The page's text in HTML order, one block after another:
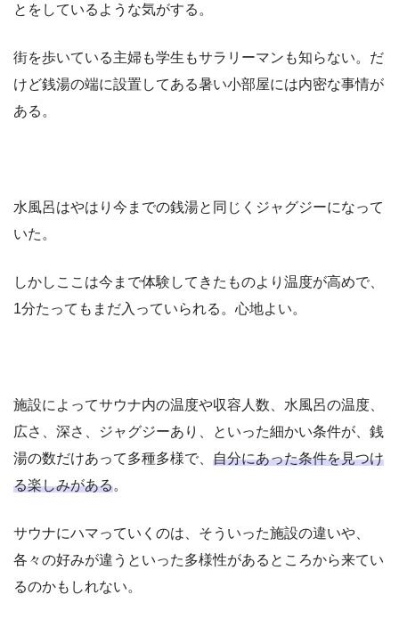
とをしているような気がする。
街を歩いている主婦も学生もサラリーマンも知らない。だ
けど銭湯の端に設置してある暑い小部屋には内密な事情が
ある。
水風呂はやはり今までの銭湯と同じくジャグジーになって
いた。
しかしここは今まで体験してきたものより温度が高めで、
1分たってもまだ入っていられる。心地よい。
施設によってサウナ内の温度や収容人数、水風呂の温度、
広さ、深さ、ジャグジーあり、といった細かい条件が、銭
湯の数だけあって多種多様で、 自分にあった条件を見つけ
る楽しみがある。
サウナにハマっていくのは、そういった施設の違いや、
各々の好みが違うといった多様性があるところから来てい
るのかもしれない。